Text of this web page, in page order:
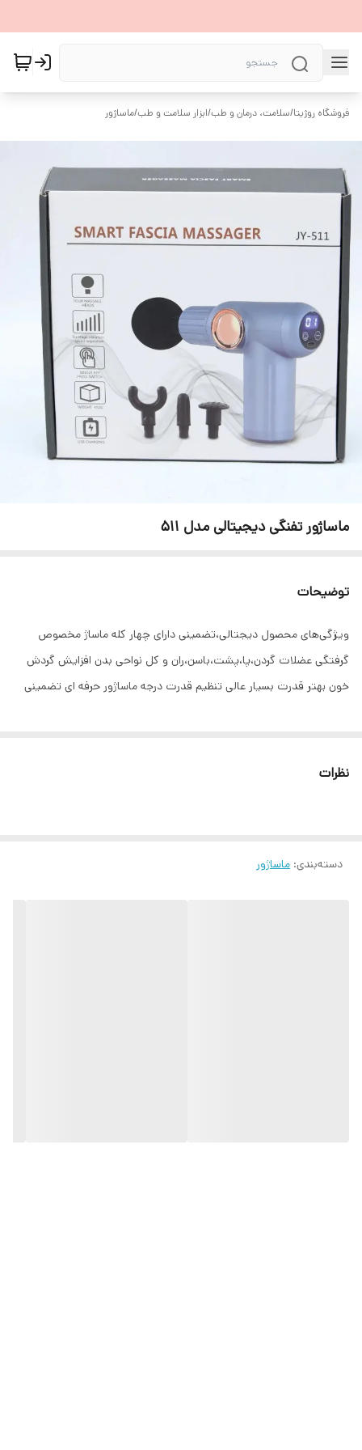
فروشگاه روژیتا/سلامت، درمان و طب/ابزار سلامت و طب/ماساژور
ماساژور تفنگی دیجیتالی مدل 511
توضیحات
ویژگی‌های محصول دیجتالی،تضمینی دارای چهار کله ماساژ مخصوص
گرفتگی عضلات گردن،پا،پشت،باسن،ران و کل نواحی بدن افزایش گردش
خون بهتر قدرت بسیار عالی تنظیم قدرت درجه ماساژور حرفه ای تضمینی
نظرات
دسته‌بندی: ماساژور